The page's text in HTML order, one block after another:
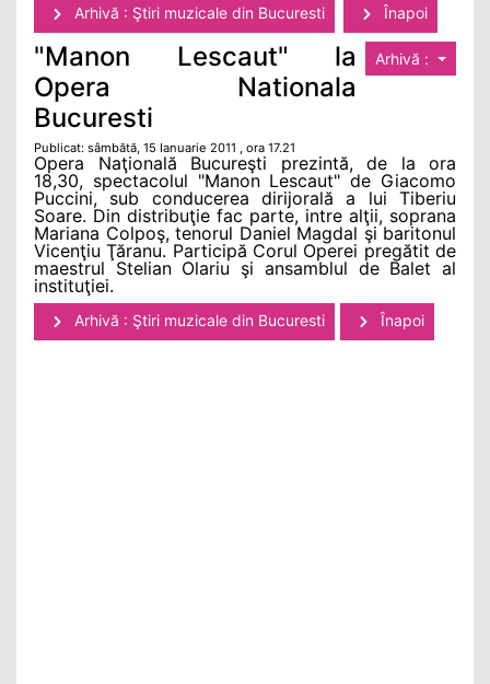
Arhivă : Ştiri muzicale din Bucuresti Înapoi
Arhivă :
"Manon Lescaut" la
Opera Nationala
Bucuresti
Publicat: sâmbătă, 15 Ianuarie 2011 , ora 17.21
Opera Naţională Bucureşti prezintă, de la ora
18,30, spectacolul "Manon Lescaut" de Giacomo
Puccini, sub conducerea dirijorală a lui Tiberiu
Soare. Din distribuţie fac parte, intre alţii, soprana
Mariana Colpoş, tenorul Daniel Magdal şi baritonul
Vicenţiu Ţăranu. Participă Corul Operei pregătit de
maestrul Stelian Olariu şi ansamblul de Balet al
instituţiei.
Arhivă : Ştiri muzicale din Bucuresti Înapoi